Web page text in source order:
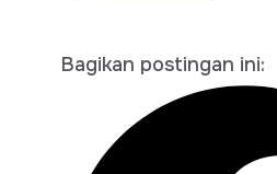
Bagikan postingan ini: